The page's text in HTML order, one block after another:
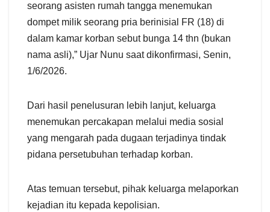
seorang asisten rumah tangga menemukan
dompet milik seorang pria berinisial FR (18) di
dalam kamar korban sebut bunga 14 thn (bukan
nama asli),” Ujar Nunu saat dikonfirmasi, Senin,
1/6/2026.
Dari hasil penelusuran lebih lanjut, keluarga
menemukan percakapan melalui media sosial
yang mengarah pada dugaan terjadinya tindak
pidana persetubuhan terhadap korban.
Atas temuan tersebut, pihak keluarga melaporkan
kejadian itu kepada kepolisian.